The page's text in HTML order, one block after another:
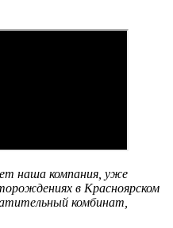
наша компания, уже
в Красноярском
комбинат,